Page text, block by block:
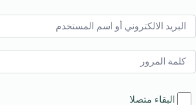
البقاء متصلا